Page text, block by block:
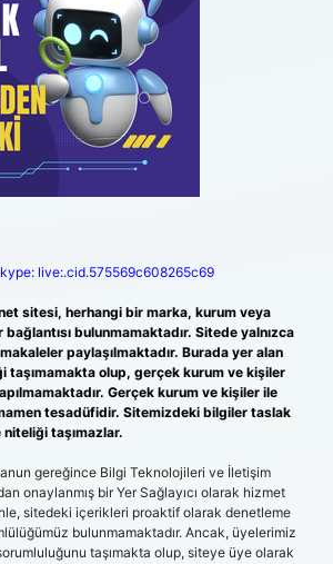
live:.cid.575569c608265c69
sitesi, herhangi bir marka, kurum veya
bulunmamaktadır. Sitede yalnızca
makaleler paylaşılmaktadır. Burada yer alan
taşımamakta olup, gerçek kurum ve kişiler
Gerçek kurum ve kişiler ile
tesadüfidir. Sitemizdeki bilgiler taslak
taşımazlar.
gereğince Bilgi Teknolojileri ve İletişim
onaylanmış bir Yer Sağlayıcı olarak hizmet
sitedeki içerikleri proaktif olarak denetleme
bulunmamaktadır. Ancak, üyelerimiz
taşımakta olup, siteye üye olarak